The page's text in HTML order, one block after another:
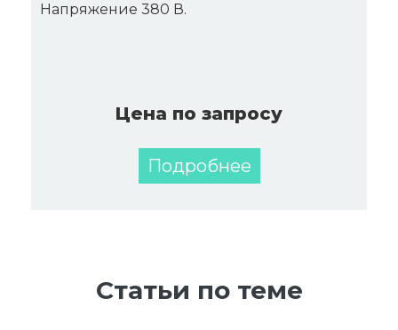
Напряжение 380 В.
Цена по запросу
Подробнее
Статьи по теме